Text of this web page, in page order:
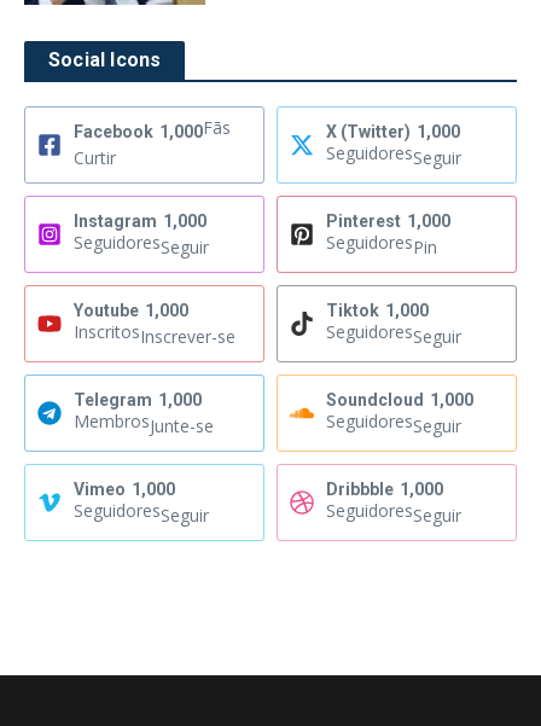
Social Icons
Facebook 1,000Fãs
Curtir
X (Twitter) 1,000
SeguidoresSeguir
Instagram 1,000
SeguidoresSeguir
Pinterest 1,000
SeguidoresPin
Youtube 1,000
InscritosInscrever-se
Tiktok 1,000
SeguidoresSeguir
Telegram 1,000
MembrosJunte-se
Soundcloud 1,000
SeguidoresSeguir
Vimeo 1,000
SeguidoresSeguir
Dribbble 1,000
SeguidoresSeguir